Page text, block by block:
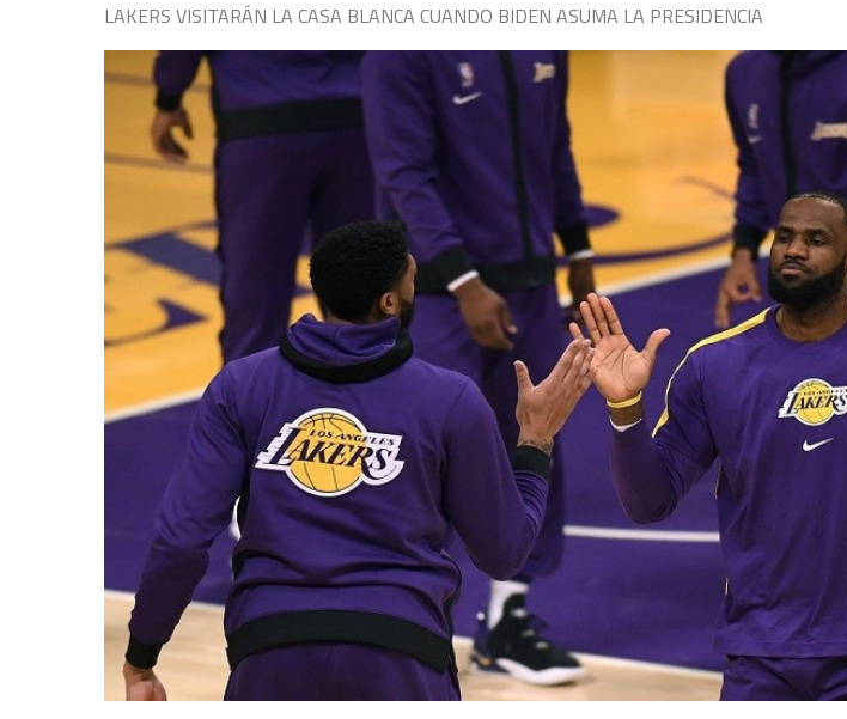
LAKERS VISITARÁN LA CASA BLANCA CUANDO BIDEN ASUMA LA PRESIDENCIA